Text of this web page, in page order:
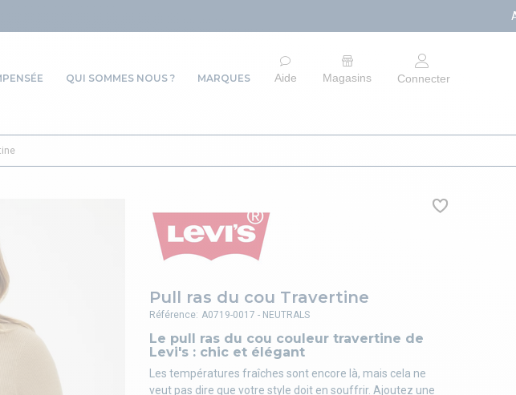
ARRÊT DU SITE E-
QUI SOMMES NOUS ? MARQUES Aide Magasins Connecter
Pull ras du cou Travertine
Le pull ras du cou couleur travertine de
Levi's : chic et élégant
Les températures fraîches sont encore là, mais cela ne
veut pas dire que votre style doit en souffrir. Ajoutez une
Référence: A0719-0017 - NEUTRALS